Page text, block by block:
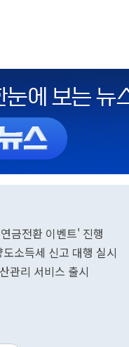
금전환 이벤트' 진행
소득세 신고 대행 실시
관리 서비스 출시